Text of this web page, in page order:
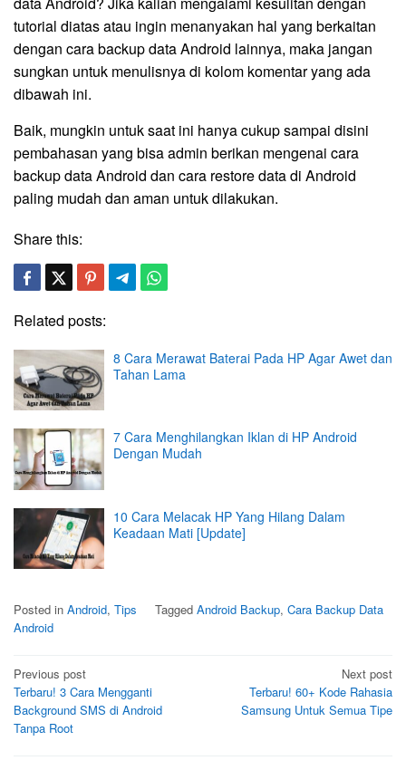
tutorial diatas atau ingin menanyakan hal yang berkaitan
dengan cara backup data Android lainnya, maka jangan
sungkan untuk menulisnya di kolom komentar yang ada
dibawah ini.
Baik, mungkin untuk saat ini hanya cukup sampai disini
pembahasan yang bisa admin berikan mengenai cara
backup data Android dan cara restore data di Android
paling mudah dan aman untuk dilakukan.
Share this:
Related posts:
8 Cara Merawat Baterai Pada HP Agar Awet dan
Tahan Lama
7 Cara Menghilangkan Iklan di HP Android
Dengan Mudah
10 Cara Melacak HP Yang Hilang Dalam
Keadaan Mati [Update]
Posted in Android, Tips Tagged Android Backup, Cara Backup Data
Android
Post
navigation
Previous post
Terbaru! 3 Cara Mengganti
Background SMS di Android
Tanpa Root
Next post
Terbaru! 60+ Kode Rahasia
Samsung Untuk Semua Tipe